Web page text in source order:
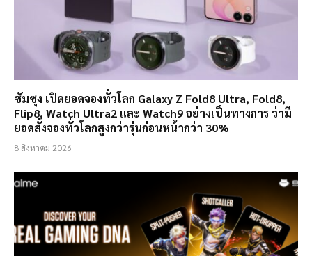
ซัมซุง เปิดยอดจองทั่วโลก Galaxy Z Fold8 Ultra, Fold8,
Flip8, Watch Ultra2 และ Watch9 อย่างเป็นทางการ ว่ามี
ยอดสั่งจองทั่วโลกสูงกว่ารุ่นก่อนหน้ากว่า 30%
8 สิงหาคม 2026